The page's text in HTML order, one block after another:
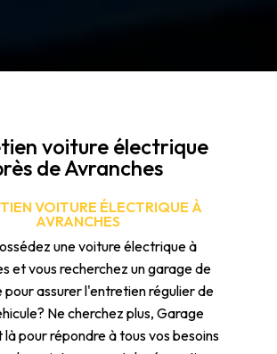
voiture électrique
de Avranches
VOITURE ÉLECTRIQUE À
AVRANCHES
une voiture électrique à
et vous recherchez un garage de
pour assurer l'entretien régulier de
Ne cherchez plus, Garage
pour répondre à tous vos besoins